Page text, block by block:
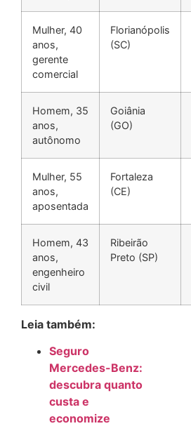
Mulher, 40
anos,
gerente
comercial
Florianópolis
(SC)
Homem, 35
anos,
autônomo
Goiânia
(GO)
Mulher, 55
anos,
aposentada
Fortaleza
(CE)
Homem, 43
anos,
engenheiro
civil
Ribeirão
Preto (SP)
Leia também:
Seguro
Mercedes-Benz:
descubra quanto
custa e
economize